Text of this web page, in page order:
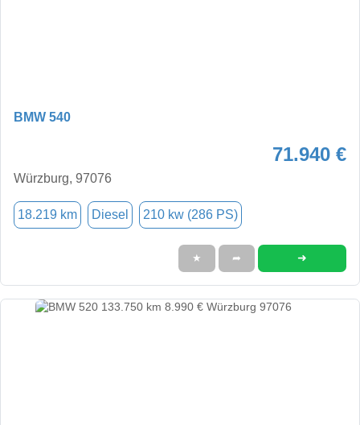
BMW 540
71.940 €
Würzburg, 97076
18.219 km Diesel 210 kw (286 PS)
★ ➦ ➜